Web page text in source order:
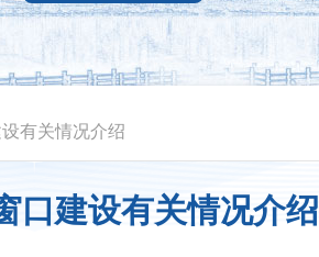
有关情况介绍
口建设有关情况介绍